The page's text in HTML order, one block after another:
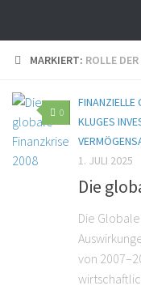
MARKIERT: ROLLE
0
FINANZIELLE
KLUGES
1. JULI 2025
Die
Die
von